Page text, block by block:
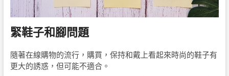
緊鞋子和腳問題
隨著在線購物的流行，購買，保持和戴上看起來時尚的鞋子有
更大的誘惑，但可能不適合。